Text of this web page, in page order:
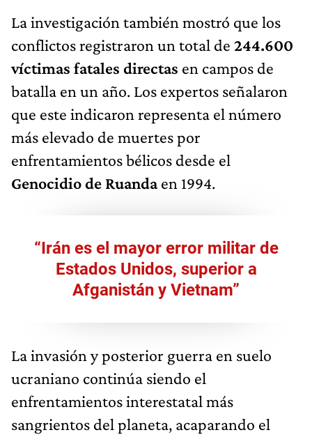
La investigación también mostró que los
conflictos registraron un total de 244.600
víctimas fatales directas en campos de
batalla en un año. Los expertos señalaron
que este indicaron representa el número
más elevado de muertes por
enfrentamientos bélicos desde el
Genocidio de Ruandaen 1994.
“Irán es el mayor error militar de
Estados Unidos, superior a
Afganistán y Vietnam”
La invasión y posterior guerra en suelo
ucraniano continúa siendo el
enfrentamientos interestatal más
sangrientos del planeta, acaparando el